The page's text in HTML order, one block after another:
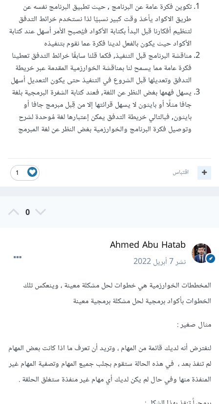
تكوين فكرة عامة عن البرنامج , حيث تطبيق البرنامج نفسه عن
طريق الاكواد يأخذ وقت كبير نسبيًا لذا نستخدم خرائط التدفق
لتنظيم أفكارنا قبل البدأ بكتابة الأكواد فيُصبح الأمر أسهل عند كتابة
الأكواد حيث يكون بالفعل لدينا فكرة عما نقوم بتنفيذه
مناقشة البرنامج قبل التنفيذ, فكما قلنا سابقًا خرائط التدفق تعطينا
فكرة عامة مما يسمح لنا بمناقشة الخوارزمية المقدمة عبر خريطة
التدفق وتعديلها قبل الشروع في التنفيذ حتى يكون التعديل أسهل
يسهل فهمها بغض النظر عن اللغة, فعند كتابة الشفرة البرمجية بلغة
جافا مثلًا أو بايثون لا يسهل قرائتها إلا من قِبل مبرمج جافا أو
بايثون, فبالتالي خريطة التدفق يمكن إعتبارها لغة مُوحدة لشرح
وتوصيل فكرة البرنامج والخوارزمية بغض النظر عن لغة المبرمج
1 اقتباس
0
Ahmed Abu Hatab
نشر7 أبريل 2022
المخططات الخوارزمية هي خطوات لحل مشكلة معينة ، وينعكس تلك
الخطوات بأكواد برمجية لحل مشكلة برمجية معينة
مثال صغير :
لنفترض أنه لديك قائمة من المهام ، وتريد أن تعرف ما اذا كانت بعض المهام
لم تنفذ بعد ، في هذه الحالة ستقوم بجلب جميع المهام وتصفية المهام غير
المنفذة منها وفي حال لم يكن لديك أي مهام غير منفذة ستغلق الحلقة .